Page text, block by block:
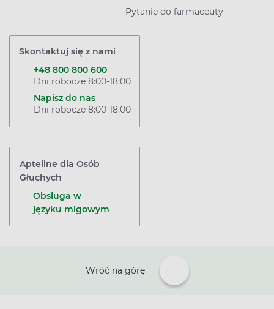
Pytanie do farmaceuty
Skontaktuj się z nami
+48 800 800 600
Dni robocze 8:00-18:00
Napisz do nas
Dni robocze 8:00-18:00
Apteline dla Osób
Głuchych
Obsługa w
języku migowym
Wróć na górę